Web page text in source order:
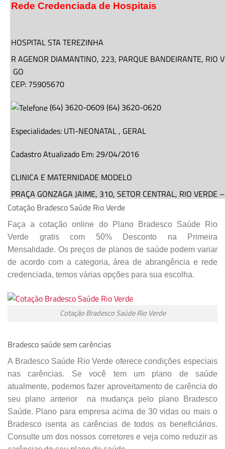
Rede Credenciada de Hospitais
HOSPITAL STA TEREZINHA
R AGENOR DIAMANTINO, 223, PARQUE BANDEIRANTE, RIO
GO
CEP: 75905670
(64) 3620-0609(64) 3620-0620
Especialidades: UTI-NEONATAL, GERAL
Cadastro Atualizado Em: 29/04/2016
CLINICA E MATERNIDADE MODELO
PRAÇA GONZAGA JAIME, 310, SETOR CENTRAL, RIO VERDE –
CEP: 75901295
(62) 3621-4405 (62)3621-5140
Especialidades:GERAL
Cadastro Atualizado Em:08/09/2014
HOSP PRESBITERIANO DR GORDON
R ABEL P DE CASTRO,644, SETOR CENTRAL,
(64)3611-4600
Especialidades:PEDIATRIA
Cadastro Atualizado Em: 01/12/201
Cotação Bradesco Saúde Rio Verde
Faça a cotação online do Plano Bradesco Saúde Rio
Verde gratis com 50% Desconto na Primeira
Mensalidade. Os preços de planos de saúde podem variar
de acordo com a categoria, área de abrangência e rede
credenciada, temos várias opções para sua escolha.
Cotação Bradesco Saúde Rio Verde
Bradesco saúde sem carências
A Bradesco Saúde Rio Verde oferece condições especiais
nas carências. Se você tem um plano de saúde
atualmente, podemos fazer aproveitamento de carência do
seu plano anterior
na mudança pelo plano Bradesco
Saúde. Plano para empresa acima de 30 vidas ou mais o
Bradesco isenta as carências de todos os beneficiários.
Consulte um dos nossos corretores e veja como reduzir as